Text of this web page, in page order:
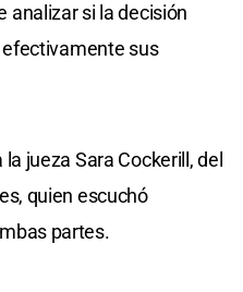
analizar si la decisión
sus
jueza Sara Cockerill, del
quien escuchó
partes.